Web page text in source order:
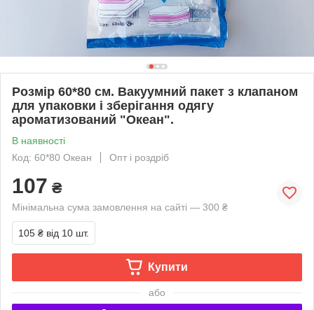
Розмір 60*80 см. Вакуумний пакет з клапаном
для упаковки і зберігання одягу
ароматизований "Океан".
В наявності
Код: 60*80 Океан
Опт і роздріб
107 ₴
Мінімальна сума замовлення на сайті — 300 ₴
105 ₴ від 10 шт.
Купити
або